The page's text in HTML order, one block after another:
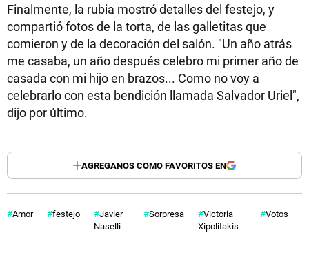
Finalmente, la rubia mostró detalles del festejo, y
compartió fotos de la torta, de las galletitas que
comieron y de la decoración del salón. "Un año atrás
me casaba, un año después celebro mi primer año de
casada con mi hijo en brazos... Como no voy a
celebrarlo con esta bendición llamada Salvador Uriel",
dijo por último.
AGREGANOS COMO FAVORITOS EN
Amor festejo
Javier
Naselli
Sorpresa
Victoria
Xipolitakis
Votos